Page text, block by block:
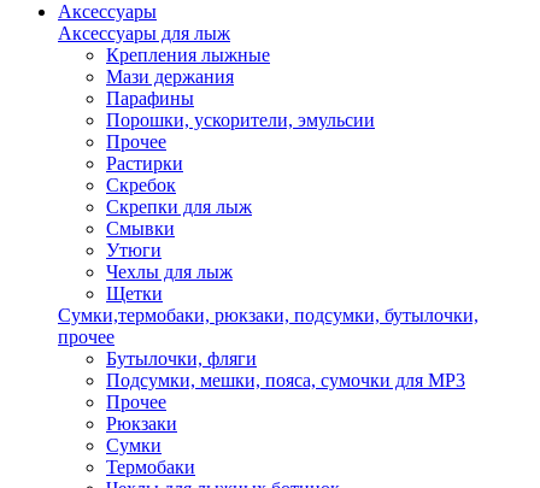
Аксессуары
Аксессуары для лыж
Крепления лыжные
Мази держания
Парафины
Порошки, ускорители, эмульсии
Прочее
Растирки
Скребок
Скрепки для лыж
Смывки
Утюги
Чехлы для лыж
Щетки
Сумки,термобаки, рюкзаки, подсумки, бутылочки,
прочее
Бутылочки, фляги
Подсумки, мешки, пояса, сумочки для MP3
Прочее
Рюкзаки
Сумки
Термобаки